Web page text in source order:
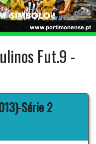
www.portimonense.pt
Fut.9 -
Série 2